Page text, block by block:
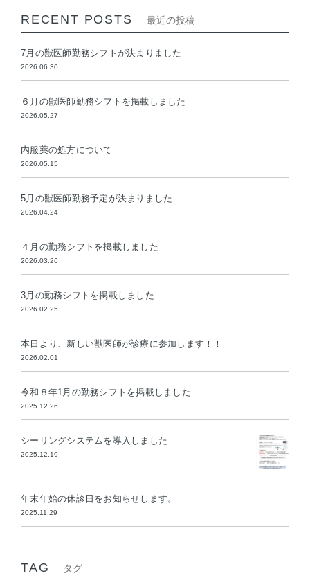
RECENT POSTS 最近の投稿
7月の獣医師勤務シフトが決まりました
2026.06.30
６月の獣医師勤務シフトを掲載しました
2026.05.27
内服薬の処方について
2026.05.15
5月の獣医師勤務予定が決まりました
2026.04.24
４月の勤務シフトを掲載しました
2026.03.26
3月の勤務シフトを掲載しました
2026.02.25
本日より、新しい獣医師が診療に参加します！！
2026.02.01
令和８年1月の勤務シフトを掲載しました
2025.12.26
シーリングシステムを導入しました
2025.12.19
年末年始の休診日をお知らせします。
2025.11.29
TAG タグ